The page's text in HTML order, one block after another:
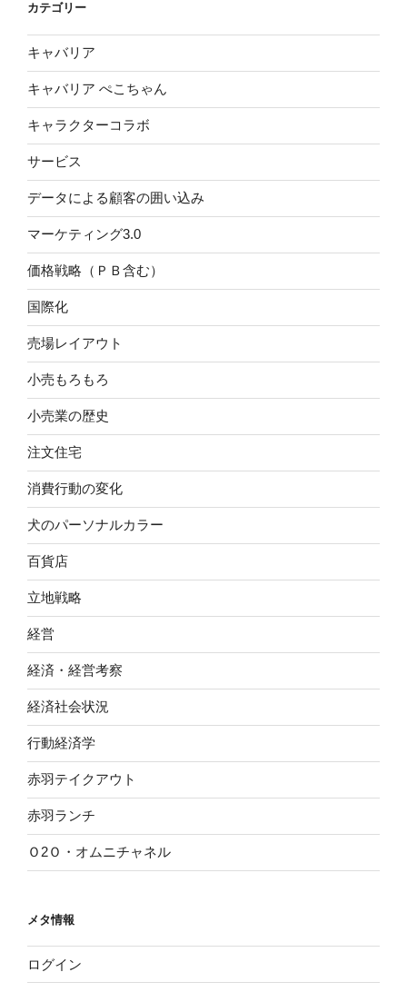
カテゴリー
キャバリア
キャバリア ぺこちゃん
キャラクターコラボ
サービス
データによる顧客の囲い込み
マーケティング3.0
価格戦略（ＰＢ含む）
国際化
売場レイアウト
小売もろもろ
小売業の歴史
注文住宅
消費行動の変化
犬のパーソナルカラー
百貨店
立地戦略
経営
経済・経営考察
経済社会状況
行動経済学
赤羽テイクアウト
赤羽ランチ
Ｏ2Ｏ・オムニチャネル
メタ情報
ログイン